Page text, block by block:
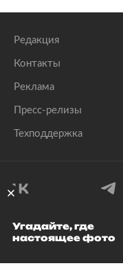
Редакция
Контакты
Реклама
Пресс-релизы
Техподдержка
©
Угадайте, где
настоящее фото